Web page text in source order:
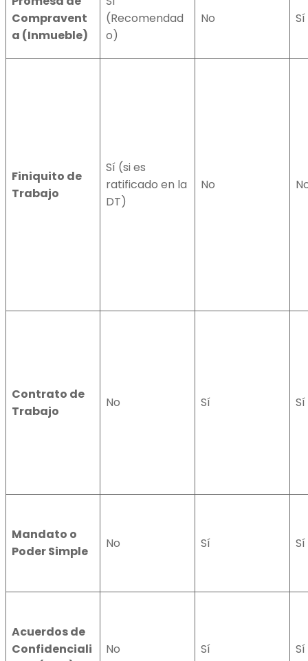
Compravent
a (Inmueble)
(Recomendad
o)
No Sí
Finiquito de
Trabajo
Sí (si es
ratificado en la
DT)
No
Contrato de
Trabajo
No Sí Sí
Mandato o
Poder Simple
No Sí Sí
Acuerdos de
Confidenciali
No Sí Sí